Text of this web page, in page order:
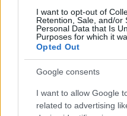
I want to opt-out of
Retention, Sale, and/or
Personal Data that Is
Purposes for which it
Opted Out
Google consents
I want to allow Google
related to advertising
Η απεγνωσμένη
προσπάθεια του barman
σώσει τον 4χρονο που
πνίγηκε σε πισίνα στην
Πάρο - Πώς έγινε η
τραγωδία